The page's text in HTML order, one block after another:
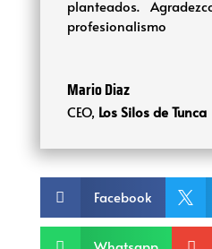
planteados.
profesionalismo
Mario Diaz
CEO, Los Silos de Tunca
 Facebook 